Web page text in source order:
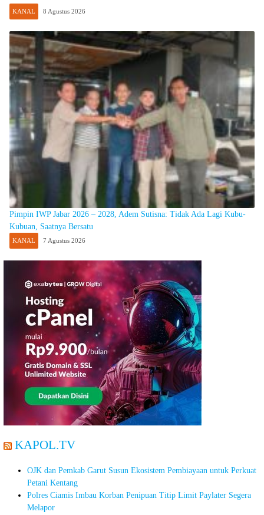
KANAL 8 Agustus 2026
Pimpin IWP Jabar 2026 – 2028, Adem Sutisna: Tidak Ada Lagi Kubu-
Kubuan, Saatnya Bersatu
KANAL 7 Agustus 2026
KAPOL.TV
OJK dan Pemkab Garut Susun Ekosistem Pembiayaan untuk Perkuat
Petani Kentang
Polres Ciamis Imbau Korban Penipuan Titip Limit Paylater Segera
Melapor